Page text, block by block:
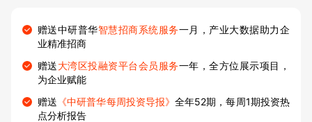
赠送中研普华智慧招商系统服务一月，产业大数据助力企
业精准招商
赠送大湾区投融资平台会员服务一年，全方位展示项目，
为企业赋能
赠送 《中研普华每周投资导报》全年52期，每周1期投资热
点分析报告